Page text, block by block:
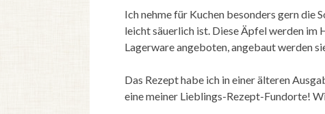
Ich nehme für Kuchen besonders gern die
leicht säuerlich ist. Diese Äpfel werden
Lagerware angeboten, angebaut werden
Das Rezept habe ich in einer älteren
eine meiner Lieblings-Rezept-Fundorte!